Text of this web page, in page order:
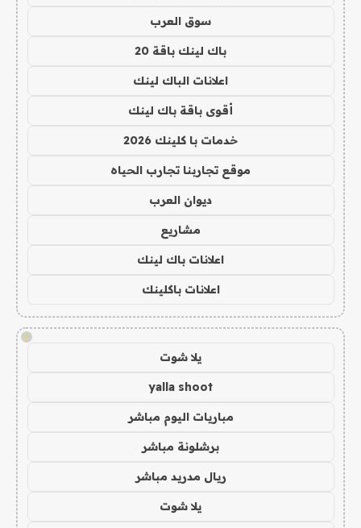
سوق العرب
باك لينك باقة 20
اعلانات الباك لينك
أقوى باقة باك لينك
خدمات با كلينك 2026
موقع تجاربنا تجارب الحياه
ديوان العرب
مشاريع
اعلانات باك لينك
اعلانات باكلينك
!
يلا شوت
yalla shoot
مباريات اليوم مباشر
برشلونة مباشر
ريال مدريد مباشر
يلا شوت